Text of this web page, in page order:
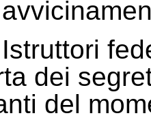
Istruttori
dei
del